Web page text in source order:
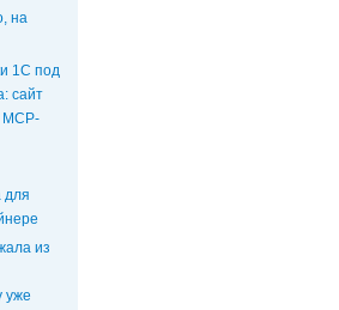
на
1С под
сайт
для
из
уже